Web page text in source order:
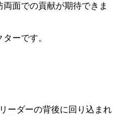
面での貢献が期待できま
ーです。
ーダーの背後に回り込まれ